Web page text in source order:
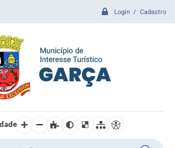
Login / Cadastro